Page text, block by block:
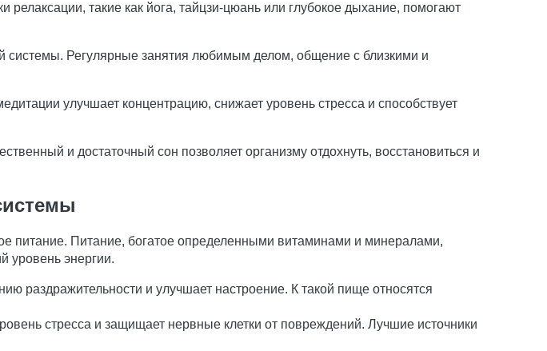
такие как йога, тайцзи-цюань или глубокое дыхание, помогают
системы. Регулярные занятия любимым делом, общение с близкими и
улучшает концентрацию, снижает уровень стресса и способствует
и достаточный сон позволяет организму отдохнуть, восстановиться и
питание. Питание, богатое определенными витаминами и минералами,
уровень энергии.
раздражительности и улучшает настроение. К такой пище относятся
стресса и защищает нервные клетки от повреждений. Лучшие источники